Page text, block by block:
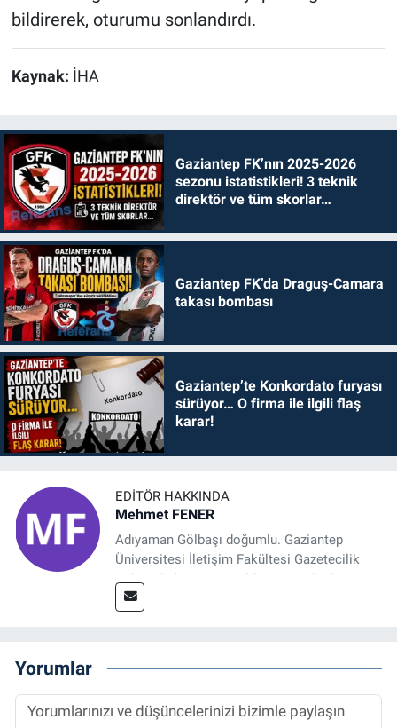
bildirerek, oturumu sonlandırdı.
Kaynak: İHA
Gaziantep FK’nın 2025-2026
sezonu istatistikleri! 3 teknik
direktör ve tüm skorlar…
Gaziantep FK’da Draguş-Camara
takası bombası
Gaziantep’te Konkordato furyası
sürüyor… O firma ile ilgili flaş
karar!
EDITÖR HAKKINDA
Mehmet FENER
Adıyaman Gölbaşı doğumlu. Gaziantep
Üniversitesi İletişim Fakültesi Gazetecilik
Bölümü’nden mezun oldu. 2019 yılında
başladığı gazetecilik mesleğinde, muhabir,
Sorumlu Haber Editörü' olarak devam
etmektedir.
Yorumlar